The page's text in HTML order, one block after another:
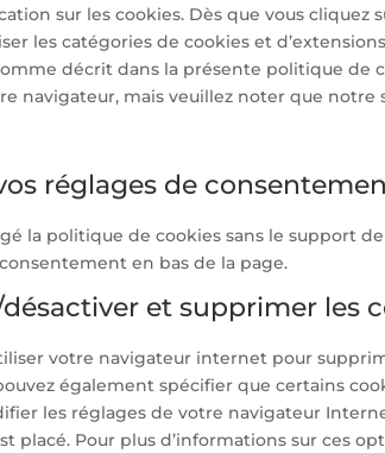
sur les cookies. Dès que vous cliquez
les catégories de cookies et
décrit dans la présente politique de
navigateur, mais veuillez noter que
réglages de
la politique de cookies sans le support
en bas de la page.
et supprimer les
votre navigateur internet pour
également spécifier que certains
les réglages de votre navigateur
placé. Pour plus d’informations sur ces